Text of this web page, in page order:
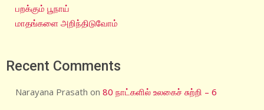
பறக்கும் பூநாய்
மாதங்களை அறிந்திடுவோம்
Recent Comments
Narayana Prasath on80 நாட்களில் உலகைச் சுற்றி – 6